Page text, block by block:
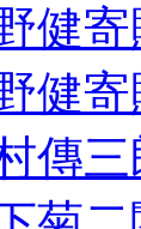
健
健
傳